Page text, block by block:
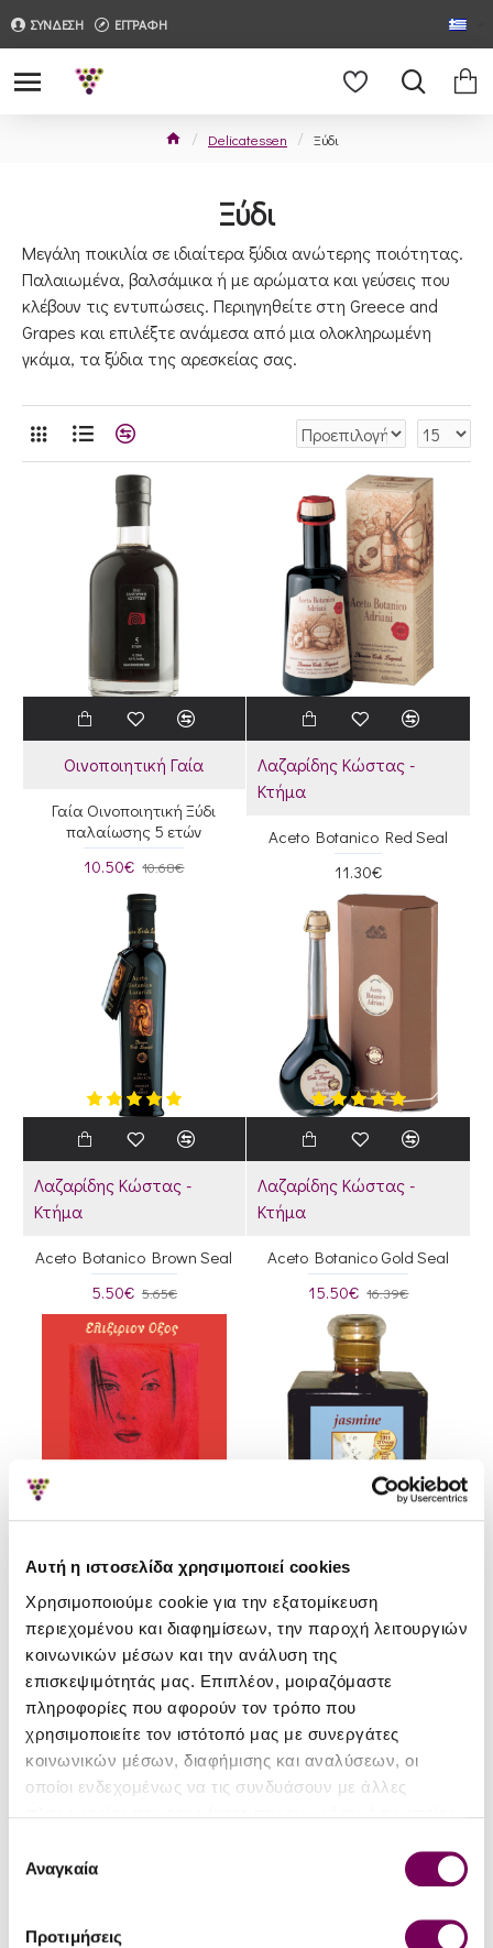
Αυτή η ιστοσελίδα χρησιμοποιεί cookies
Χρησιμοποιούμε cookie για την εξατομίκευση
περιεχομένου και διαφημίσεων, την παροχή λειτουργιών
κοινωνικών μέσων και την ανάλυση της
επισκεψιμότητάς μας. Επιπλέον, μοιραζόμαστε
πληροφορίες που αφορούν τον τρόπο που
χρησιμοποιείτε τον ιστότοπό μας με συνεργάτες
κοινωνικών μέσων, διαφήμισης και αναλύσεων, οι
οποίοι ενδεχομένως να τις συνδυάσουν με άλλες
των υπηρεσιών τους.
συγκατάθεσης
Αναγκαία
Προτιμήσεις
ΣΥΝΔΕΣΗ ΕΓΓΡΑΦΗ
Delicatessen Ξύδι
Ξύδι
Μεγάλη ποικιλία σε ιδιαίτερα ξύδια ανώτερης ποιότητας.
Παλαιωμένα, βαλσάμικα ή με αρώματα και γεύσεις που
κλέβουν τις εντυπώσεις. Περιηγηθείτε στη Greece and
Grapes και επιλέξτε ανάμεσα από μια ολοκληρωμένη
γκάμα, τα ξύδια της αρεσκείας σας.
Οινοποιητική Γαία
Γαία Οινοποιητική Ξύδι
παλαίωσης 5 ετών
10.50€ 10.68€
Λαζαρίδης Κώστας -
Κτήμα
Aceto Botanico Red Seal
11.30€
Λαζαρίδης Κώστας -
Κτήμα
Aceto Botanico Brown Seal
5.50€ 5.65€
Λαζαρίδης Κώστας -
Κτήμα
Aceto Botanico Gold Seal
15.50€ 16.39€
Ηπειρωτικό Κελλάρι
Isida Ελιξήριο
14.50€
Ηπειρωτικό Κελλάρι
Jasmine Ελιξήριο
14.50€